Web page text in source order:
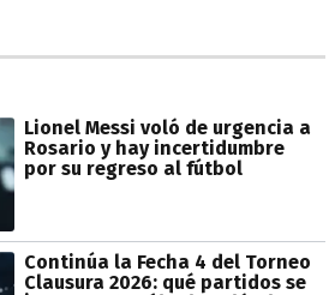
Lionel Messi voló de urgencia a
Rosario y hay incertidumbre
por su regreso al fútbol
Continúa la Fecha 4 del Torneo
Clausura 2026: qué partidos se